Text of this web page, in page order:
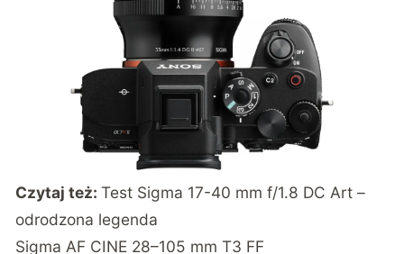
Czytaj też:Test Sigma 17-40 mm f/1.8 DC Art –
odrodzona legenda
Sigma AF CINE 28–105 mm T3 FF